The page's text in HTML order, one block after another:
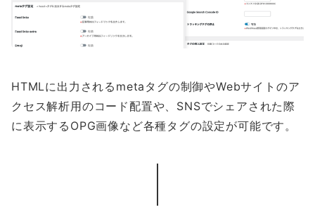
HTMLに出力されるmetaタグの制御やWebサイトのア
クセス解析用のコード配置や、SNSでシェアされた際
に表示するOPG画像など各種タグの設定が可能です。